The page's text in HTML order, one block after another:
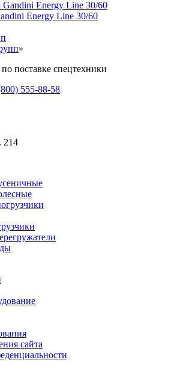
Energy Line 30/60
»
поставке спецтехники
555-88-58
214
сайта